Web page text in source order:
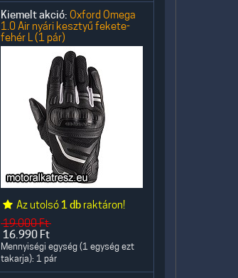
Kiemelt akció: Oxford Omega
1.0 Air nyári kesztyű fekete-
fehér L (1 pár)
Az utolsó 1 db raktáron!
19.000Ft
16.990 Ft
Mennyiségi egység (1 egység ezt
takarja): 1 pár